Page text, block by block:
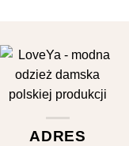
ADRES